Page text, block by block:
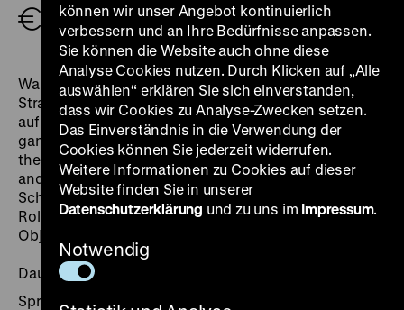
Schulklassen (pro Schüler*in und Eintritt im
Klassenverband frei)1,00 €
Warum haben Menschen vor hunderten von Jahren ein
Straußenei graviert? Was erzählen die Unterschriften
auf einem Becher aus dem 16. Jahrhundert? Passt ein
ganzes Stadion in eine Truhe? Der Workshop
thematisiert einerseits diese und andere Objekte und
andererseits den Ort Museum und seine Aufgaben. Die
Schülerinnen und Schüler erfahren, welche zentrale
Rolle das Sammeln in Museen einnimmt und wie die
Objekte ihren Weg in das Museum gefunden haben.
Dauer: 90 Minuten
Sprache: Deutsch
können wir unser Angebot kontinuierlich
verbessern und an Ihre Bedürfnisse anpassen.
Sie können die Website auch ohne diese
Analyse Cookies nutzen. Durch Klicken auf „Alle
auswählen“ erklären Sie sich einverstanden,
dass wir Cookies zu Analyse-Zwecken setzen.
Das Einverständnis in die Verwendung der
Cookies können Sie jederzeit widerrufen.
Weitere Informationen zu Cookies auf dieser
Website finden Sie in unserer
Datenschutzerklärung und zu uns im Impressum.
Notwendig